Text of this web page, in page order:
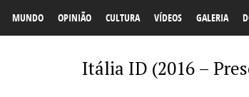
MUNDO OPINIÃO CULTURA VÍDEOS GALERIA
Itália ID (2016 –